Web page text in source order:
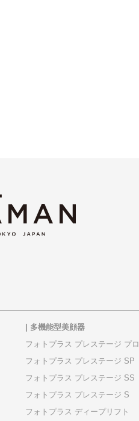
| 多機能型美顔器
フォトプラス プレステージ プロ
フォトプラス プレステージ SP
フォトプラス プレステージ SS
フォトプラス プレステージ S
フォトプラス ディープリフト